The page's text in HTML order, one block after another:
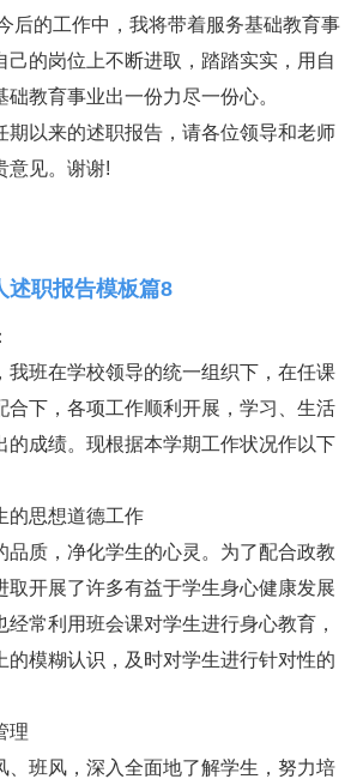
后的工作中，我将带着服务基础教育事
己的岗位上不断进取，踏踏实实，用自
教育事业出一份力尽一份心。
期以来的述职报告，请各位领导和老师
意见。谢谢!
述职报告模板篇8
我班在学校领导的统一组织下，在任课
合下，各项工作顺利开展，学习、生活
的成绩。现根据本学期工作状况作以下
的思想道德工作
品质，净化学生的心灵。为了配合政教
取开展了许多有益于学生身心健康发展
经常利用班会课对学生进行身心教育，
的模糊认识，及时对学生进行针对性的
理
、班风，深入全面地了解学生，努力培